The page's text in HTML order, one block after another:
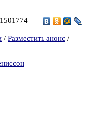
/ Разместить анонс /